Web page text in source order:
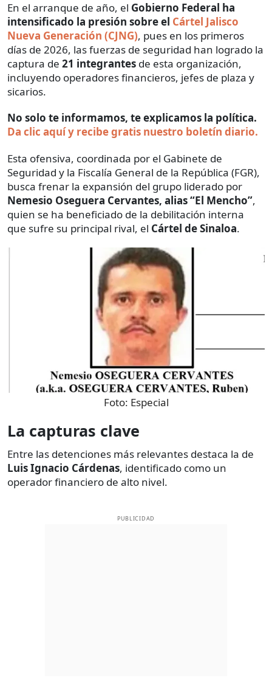
En el arranque de año, el Gobierno Federal ha
intensificado la presión sobre el Cártel Jalisco
Nueva Generación (CJNG), pues en los primeros
días de 2026, las fuerzas de seguridad han logrado la
captura de 21 integrantes de esta organización,
incluyendo operadores financieros, jefes de plaza y
sicarios.
No solo te informamos, te explicamos la política.
Da clic aquí y recibe gratis nuestro boletín diario.
Esta ofensiva, coordinada por el Gabinete de
Seguridad y la Fiscalía General de la República (FGR),
busca frenar la expansión del grupo liderado por
Nemesio Oseguera Cervantes, alias “El Mencho”,
quien se ha beneficiado de la debilitación interna
que sufre su principal rival, el Cártel de Sinaloa.
Foto: Especial
La capturas clave
Entre las detenciones más relevantes destaca la de
Luis Ignacio Cárdenas, identificado como un
operador financiero de alto nivel.
PUBLICIDAD